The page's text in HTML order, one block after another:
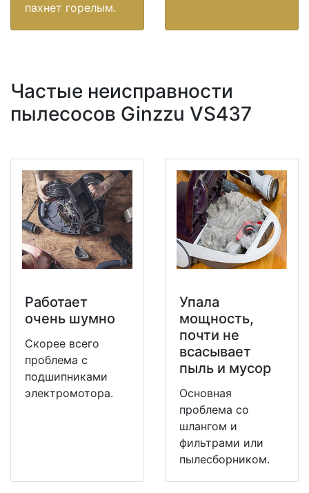
пахнет горелым.
Частые неисправности
пылесосов Ginzzu VS437
Работает
очень шумно
Скорее всего
проблема с
подшипниками
электромотора.
Упала
мощность,
почти не
всасывает
пыль и мусор
Основная
проблема со
шлангом и
фильтрами или
пылесборником.